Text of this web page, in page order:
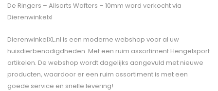
De Ringers – Allsorts Wafters – 10mm word verkocht via
Dierenwinkelxl
DierenwinkelXL.nl is een moderne webshop voor al uw
huisdierbenodigdheden. Met een ruim assortiment Hengelsport
artikelen. De webshop wordt dagelijks aangevuld met nieuwe
producten, waardoor er een ruim assortiment is met een
goede service en snelle levering!